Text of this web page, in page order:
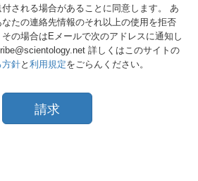
される場合があることに同意します。 あ
たの連絡先情報のそれ以上の使用を拒否
の場合はEメールで次のアドレスに通知し
詳しくはこのサイトの
方針と 利用規定をごらんください。
請求